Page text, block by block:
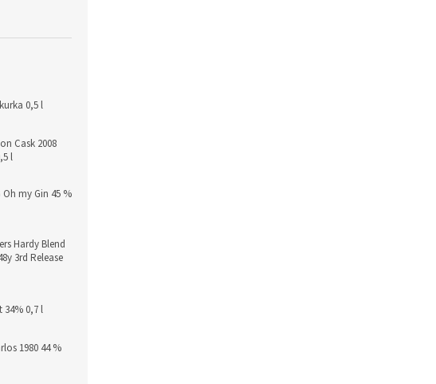
0,5 l
Cask 2008
l
Oh my Gin 45 %
Hardy Blend
3rd Release
34% 0,7 l
1980 44 %